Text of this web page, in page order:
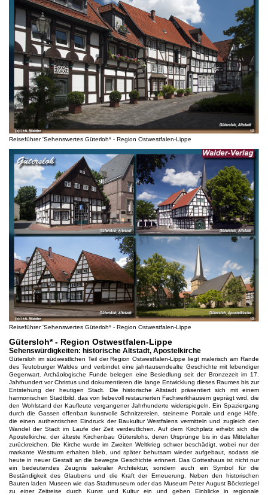
Reiseführer 'Sehenswertes Güterloh* - Region Ostwestfalen-Lippe
Reiseführer 'Sehenswertes Güterloh* - Region Ostwestfalen-Lippe
Gütersloh* - Region Ostwestfalen-Lippe
Sehenswürdigkeiten: historische Altstadt, Apostelkirche
Gütersloh im südwestlichen Teil der Region Ostwestfalen-Lippe liegt malerisch am Rande
des Teutoburger Waldes und verbindet eine jahrtausendealte Geschichte mit lebendiger
Gegenwart. Archäologische Funde belegen eine Besiedlung seit der Bronzezeit im 17.
Jahrhundert vor Christus und dokumentieren die lange Entwicklung dieses Raumes bis zur
Entstehung der heutigen Stadt. Die historische Altstadt präsentiert sich mit einem
harmonischen Stadtbild, das von liebevoll restaurierten Fachwerkhäusern geprägt wird, die
den Wohlstand der Kaufleute vergangener Jahrhunderte widerspiegeln. Ein Spaziergang
durch die Gassen offenbart kunstvolle Schnitzereien, steinerne Portale und enge Höfe,
die einen authentischen Eindruck der Baukultur Westfalens vermitteln und zugleich den
Wandel der Stadt im Laufe der Zeit verdeutlichen. Auf dem Kirchplatz erhebt sich die
Apostelkirche, der älteste Kirchenbau Güterslohs, deren Ursprünge bis in das Mittelalter
zurückreichen. Die Kirche wurde im Zweiten Weltkrieg schwer beschädigt, wobei nur der
markante Westturm erhalten blieb, und später behutsam wieder aufgebaut, sodass sie
heute in neuer Gestalt an die bewegte Geschichte erinnert. Das Gotteshaus ist nicht nur
ein bedeutendes Zeugnis sakraler Architektur, sondern auch ein Symbol für die
Beständigkeit des Glaubens und die Kraft der Erneuerung. Neben den historischen
Bauten laden Museen wie das Stadtmuseum oder das Museum Peter August Böckstiegel
zu einer Zeitreise durch Kunst und Kultur ein und geben Einblicke in regionale